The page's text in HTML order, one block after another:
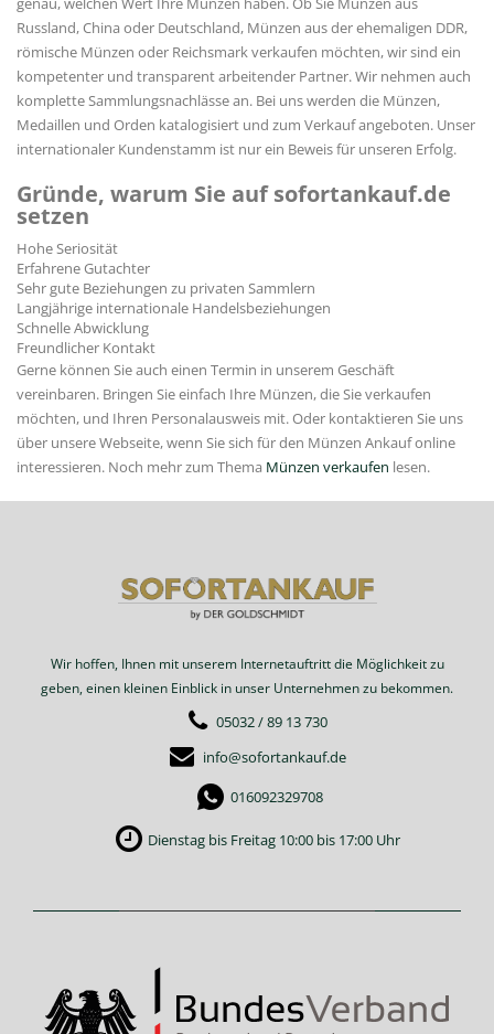
Russland, China oder Deutschland, Münzen aus der ehemaligen DDR,
römische Münzen oder Reichsmark verkaufen möchten, wir sind ein
kompetenter und transparent arbeitender Partner. Wir nehmen auch
komplette Sammlungsnachlässe an. Bei uns werden die Münzen,
Medaillen und Orden katalogisiert und zum Verkauf angeboten. Unser
internationaler Kundenstamm ist nur ein Beweis für unseren Erfolg.
Gründe, warum Sie auf sofortankauf.de
setzen
Hohe Seriosität
Erfahrene Gutachter
Sehr gute Beziehungen zu privaten Sammlern
Langjährige internationale Handelsbeziehungen
Schnelle Abwicklung
Freundlicher Kontakt
Gerne können Sie auch einen Termin in unserem Geschäft
vereinbaren. Bringen Sie einfach Ihre Münzen, die Sie verkaufen
möchten, und Ihren Personalausweis mit. Oder kontaktieren Sie uns
über unsere Webseite, wenn Sie sich für den Münzen Ankauf online
interessieren. Noch mehr zum Thema Münzen verkaufen lesen.
Wir hoffen, Ihnen mit unserem Internetauftritt die Möglichkeit zu
geben, einen kleinen Einblick in unser Unternehmen zu bekommen.
05032 / 89 13 730
info@sofortankauf.de
016092329708
Dienstag bis Freitag 10:00 bis 17:00 Uhr